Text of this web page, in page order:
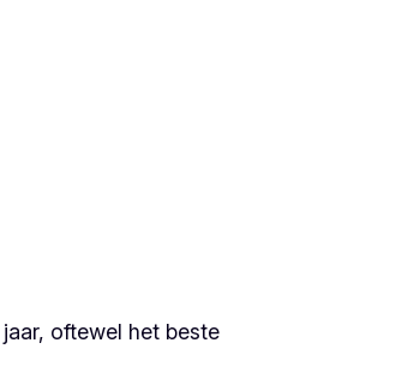
oftewel het beste